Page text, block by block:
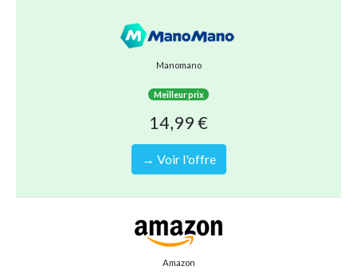
50 x 50 cm
Manomano
Meilleur prix
14,99 €
→ Voir l'offre
Amazon